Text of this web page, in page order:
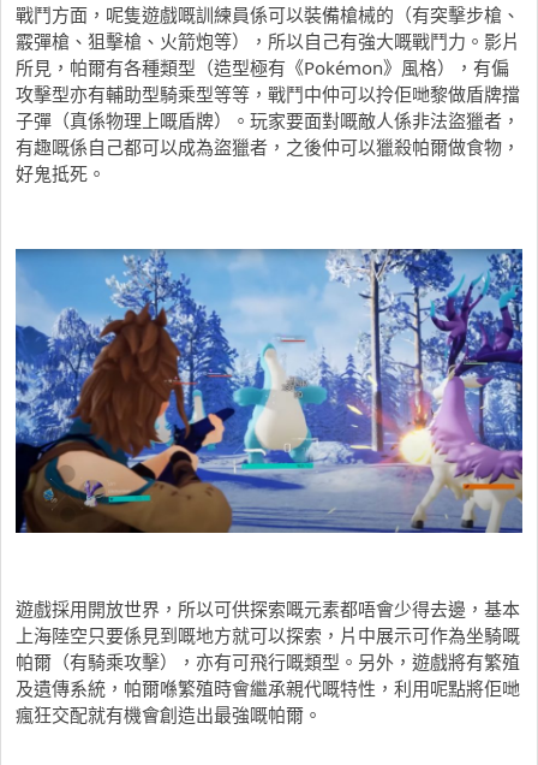
戰鬥方面，呢隻遊戲嘅訓練員係可以裝備槍械的（有突擊步槍、
霰彈槍、狙擊槍、火箭炮等），所以自己有強大嘅戰鬥力。影片
所見，帕爾有各種類型（造型極有《Pokémon》風格），有偏
攻擊型亦有輔助型騎乘型等等，戰鬥中仲可以拎佢哋黎做盾牌擋
子彈（真係物理上嘅盾牌）。玩家要面對嘅敵人係非法盜獵者，
有趣嘅係自己都可以成為盜獵者，之後仲可以獵殺帕爾做食物，
好鬼抵死。
遊戲採用開放世界，所以可供探索嘅元素都唔會少得去邊，基本
上海陸空只要係見到嘅地方就可以探索，片中展示可作為坐騎嘅
帕爾（有騎乘攻擊），亦有可飛行嘅類型。另外，遊戲將有繁殖
及遺傳系統，帕爾喺繁殖時會繼承親代嘅特性，利用呢點將佢哋
瘋狂交配就有機會創造出最強嘅帕爾。